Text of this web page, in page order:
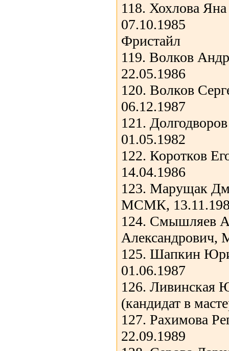
118. Хохлова
07.10.1985
Фристайл
119. Волков
22.05.1986
120. Волков
06.12.1987
121.
01.05.1982
122. Коротков
14.04.1986
123. Марущак
МСМК,
124. Смышляев
125. Шапкин
01.06.1987
126. Ливинская
(кандидат в
127. Рахимова
22.09.1989